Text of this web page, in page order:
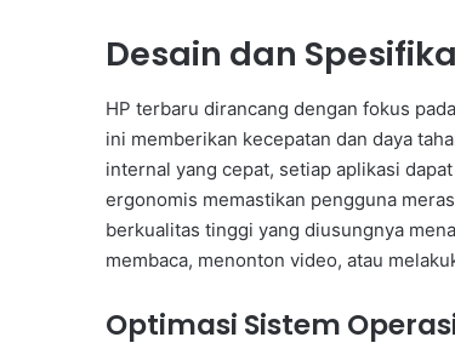
Desain dan
HP terbaru dirancang dengan fokus
ini memberikan kecepatan dan daya
internal yang cepat, setiap aplikasi
ergonomis memastikan pengguna
berkualitas tinggi yang diusungnya
membaca, menonton video, atau
Optimasi Sistem